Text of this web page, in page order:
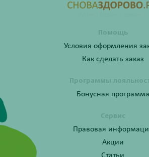
Помощь
Условия оформления
Как сделать заказ
Программы
Бонусная программа
Сервис
Правовая
Акции